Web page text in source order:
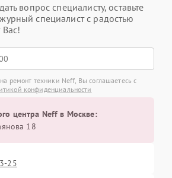
вопрос специалисту, оставьте
специалист с радостью
Вас!
ремонт техники Neff, Вы соглашаетесь с
конфиденциальности
центра Neff в Москве:
18
25